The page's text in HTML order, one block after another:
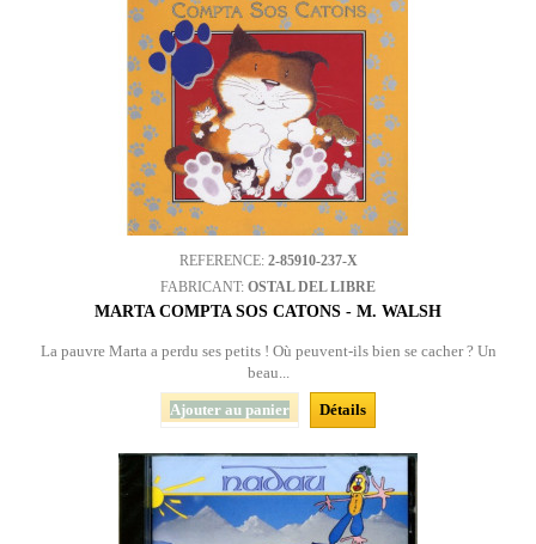
REFERENCE: 2-85910-237-X
FABRICANT: OSTAL DEL LIBRE
MARTA COMPTA SOS CATONS - M. WALSH
La pauvre Marta a perdu ses petits ! Où peuvent-ils bien se cacher ? Un
beau...
Ajouter au panier Détails